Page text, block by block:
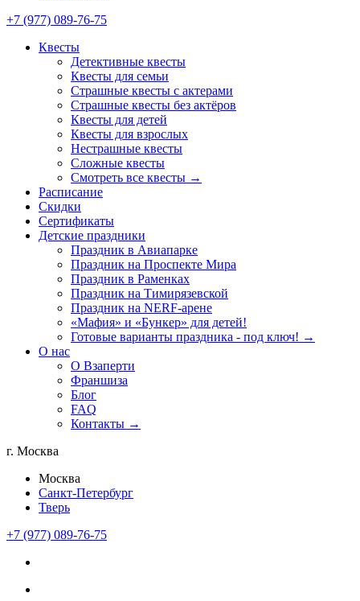
+7 (977) 089-76-75
Квесты
Детективные квесты
Квесты для семьи
Страшные квесты с актерами
Страшные квесты без актёров
Квесты для детей
Квесты для взрослых
Нестрашные квесты
Сложные квесты
Смотреть все квесты →
Расписание
Скидки
Сертификаты
Детские праздники
Праздник в Авиапарке
Праздник на Проспекте Мира
Праздник в Раменках
Праздник на Тимирязевской
Праздник на NERF-арене
«Мафия» и «Бункер» для детей!
Готовые варианты праздника - под ключ! →
О нас
О Взаперти
Франшиза
Блог
FAQ
Контакты →
г. Москва
Москва
Санкт-Петербург
Тверь
+7 (977) 089-76-75